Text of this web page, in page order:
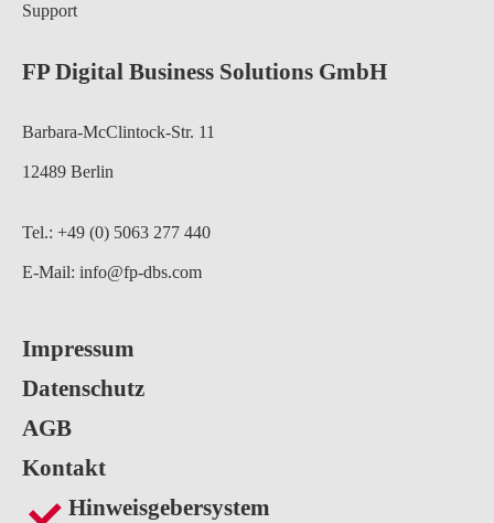
Support
FP Digital Business Solutions GmbH
Barbara-McClintock-Str. 11
12489 Berlin
Tel.: +49 (0) 5063 277 440
E-Mail: info@fp-dbs.com
Impressum
Datenschutz
AGB
Kontakt
Hinweisgebersystem